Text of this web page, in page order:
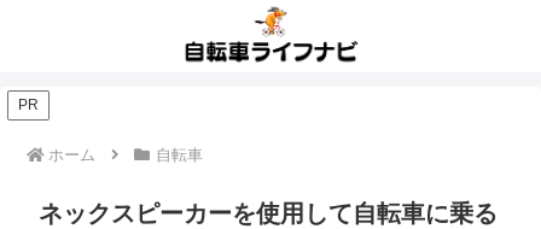
PR
ホーム 自転車
ネックスピーカーを使用して自転車に乗る